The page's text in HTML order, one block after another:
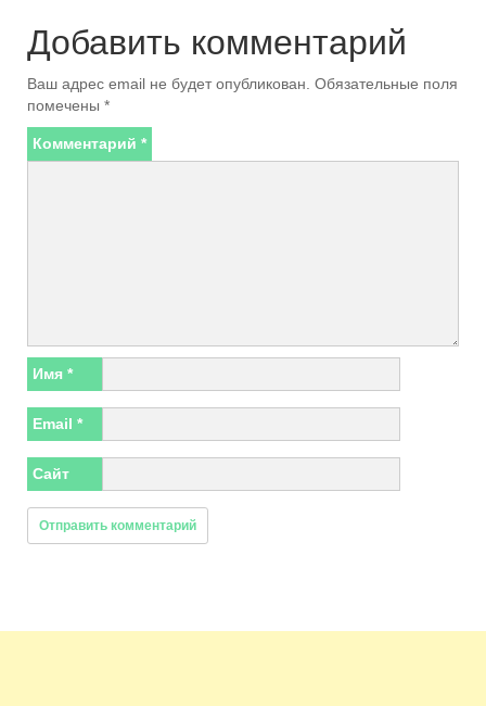
Добавить комментарий
Ваш адрес email не будет опубликован. Обязательные поля
помечены *
Комментарий *
Имя *
Email *
Сайт